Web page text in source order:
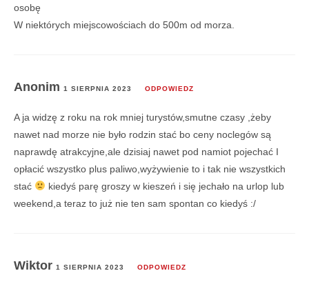
osobę
W niektórych miejscowościach do 500m od morza.
Anonim 1 SIERPNIA 2023 ODPOWIEDZ
A ja widzę z roku na rok mniej turystów,smutne czasy ,żeby
nawet nad morze nie było rodzin stać bo ceny noclegów są
naprawdę atrakcyjne,ale dzisiaj nawet pod namiot pojechać I
opłacić wszystko plus paliwo,wyżywienie to i tak nie wszystkich
stać
kiedyś parę groszy w kieszeń i się jechało na urlop lub
weekend,a teraz to już nie ten sam spontan co kiedyś :/
Wiktor 1 SIERPNIA 2023 ODPOWIEDZ